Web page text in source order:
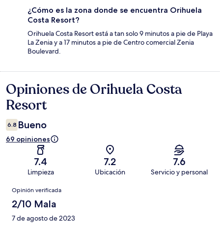
¿Cómo es la zona donde se encuentra Orihuela
Costa Resort?
Orihuela Costa Resort está a tan solo 9 minutos a pie de Playa
La Zenia y a 17 minutos a pie de Centro comercial Zenia
Boulevard.
Opiniones
Opiniones de Orihuela Costa
Resort
6.8 Bueno
69 opiniones
7.4
Limpieza
7.2
Ubicación
7.6
Servicio y personal
Opiniones
Opinión verificada
2/10 Mala
7 de agosto de 2023